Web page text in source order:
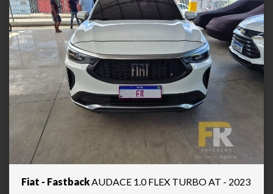
Fiat - FastbackAUDACE 1.0 FLEX TURBO AT - 2023